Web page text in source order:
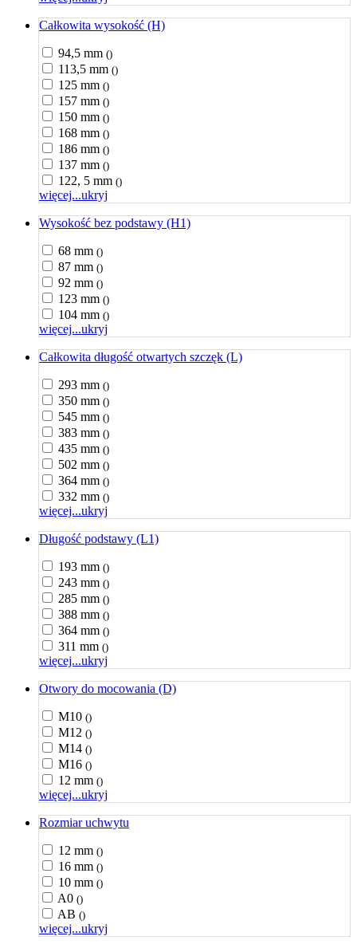
Całkowita wysokość (H)
94,5 mm ()
113,5 mm ()
125 mm ()
157 mm ()
150 mm ()
168 mm ()
186 mm ()
137 mm ()
122, 5 mm ()
więcej...ukryj
Wysokość bez podstawy (H1)
68 mm ()
87 mm ()
92 mm ()
123 mm ()
104 mm ()
więcej...ukryj
Całkowita długość otwartych szczęk (L)
293 mm ()
350 mm ()
545 mm ()
383 mm ()
435 mm ()
502 mm ()
364 mm ()
332 mm ()
więcej...ukryj
Długość podstawy (L1)
193 mm ()
243 mm ()
285 mm ()
388 mm ()
364 mm ()
311 mm ()
więcej...ukryj
Otwory do mocowania (D)
M10 ()
M12 ()
M14 ()
M16 ()
12 mm ()
więcej...ukryj
Rozmiar uchwytu
12 mm ()
16 mm ()
10 mm ()
A0 ()
AB ()
więcej...ukryj